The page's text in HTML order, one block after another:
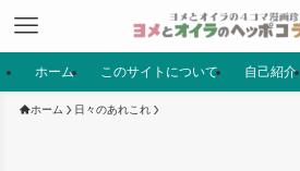
ホーム このサイトについて 自己紹介
ホーム 日々のあれこれ